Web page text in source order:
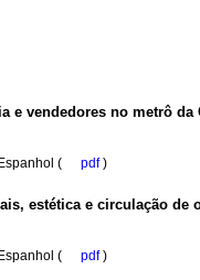
e vendedores no metrô da
Espanhol ( pdf)
estética e circulação de
Espanhol ( pdf)